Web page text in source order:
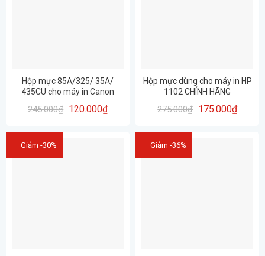
Hộp mực 85A/325/ 35A/
435CU cho máy in Canon
1102w, 1132mfp, 1212mfp
245.000₫ 120.000₫
Hộp mực dùng cho máy in HP
1102 CHÍNH HÃNG
DÙNG DRUM MISTU
275.000₫ 175.000₫
Giảm -30% Giảm -36%